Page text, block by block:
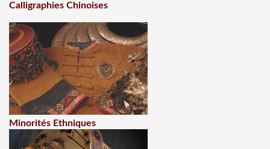
Calligraphies Chinoises
Minorités Ethniques